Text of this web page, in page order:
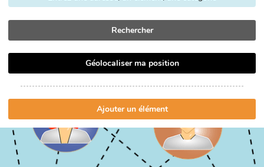
Rechercher
Géolocaliser ma position
Ajouter un élément